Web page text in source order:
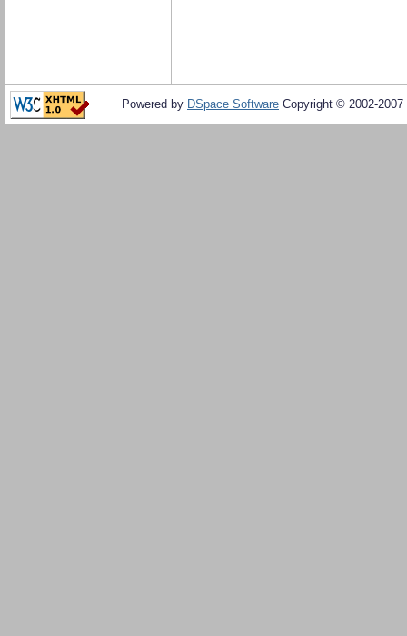
Powered by DSpace Software Copyright © 2002-2007